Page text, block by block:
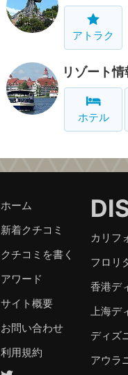
アトラク
リゾート情
ホテル
ホーム
新着クチコミ
クチコミを書く
アワード
サイト概要
お問い合わせ
利用規約
カリフ
フロリ
香港デ
上海デ
ディズ
アウラ